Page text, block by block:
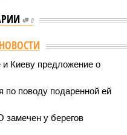
0
Киеву предложение о
по поводу подаренной ей
у берегов